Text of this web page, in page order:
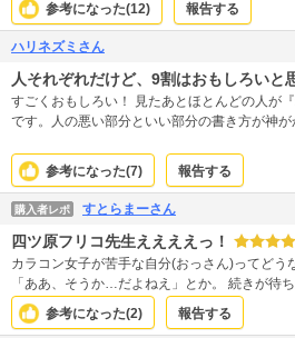
参考になった(12) 報告する
ハリネズミさん
人それぞれだけど、9割はおもしろいと
すごくおもしろい！ 見たあとほとんどの人が
です。人の悪い部分といい部分の書き方が神
える作者の持論のようなものもいいし、考え
参考になった(7) 報告する
購入者レポ すとらまーさん
四ツ原フリコ先生ええええっ！
カラコン女子が苦手な自分(おっさん)ってどう
「ああ、そうか…だよねえ」とか。 続きが待
参考になった(2) 報告する